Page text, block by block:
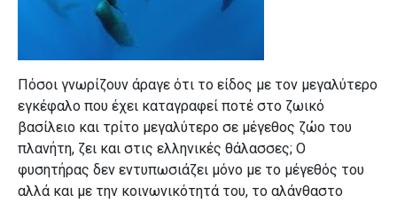
Πόσοι γνωρίζουν άραγε ότι το είδος με τον μεγαλύτερο
εγκέφαλο που έχει καταγραφεί ποτέ στο ζωικό
βασίλειο και τρίτο μεγαλύτερο σε μέγεθος ζώο του
πλανήτη, ζει και στις ελληνικές θάλασσες; Ο
φυσητήρας δεν εντυπωσιάζει μόνο με το μέγεθός του
αλλά και με την κοινωνικότητά του, το αλάνθαστο